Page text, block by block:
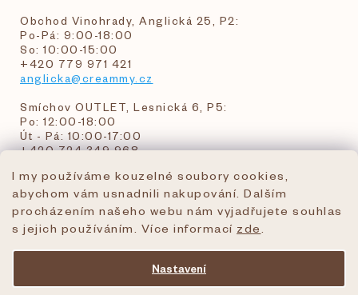
I my používáme kouzelné soubory cookies,
abychom vám usnadnili nakupování. Dalším
procházením našeho webu nám vyjadřujete souhlas
s jejich používáním. Více informací zde
Nastavení
Obchod Vinohrady, Anglická 25, P2:
Po-Pá: 9:00-18:00
So: 10:00-15:00
+420 779 971 421
anglicka@creammy.cz
Smíchov OUTLET, Lesnická 6, P5:
Po: 12:00-18:00
Út - Pá: 10:00-17:00
+420 724 349 968
objednavky@creammy.cz
tel:+420 724 349 968